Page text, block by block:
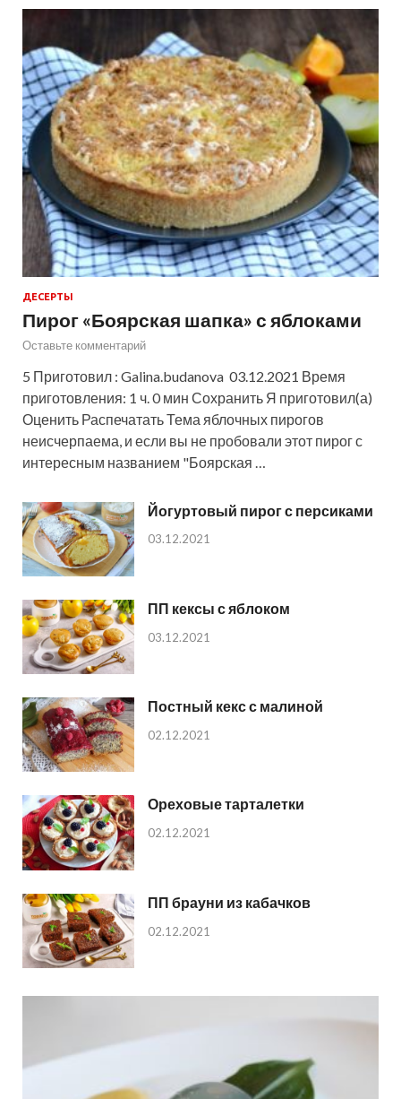
ДЕСЕРТЫ
Пирог «Боярская шапка» с яблоками
Оставьте комментарий
5 Приготовил : Galina.budanova 03.12.2021 Время
приготовления: 1 ч. 0 мин Сохранить Я приготовил(а)
Оценить Распечатать Тема яблочных пирогов
неисчерпаема, и если вы не пробовали этот пирог с
интересным названием "Боярская …
Йогуртовый пирог с персиками
03.12.2021
ПП кексы с яблоком
03.12.2021
Постный кекс с малиной
02.12.2021
Ореховые тарталетки
02.12.2021
ПП брауни из кабачков
02.12.2021